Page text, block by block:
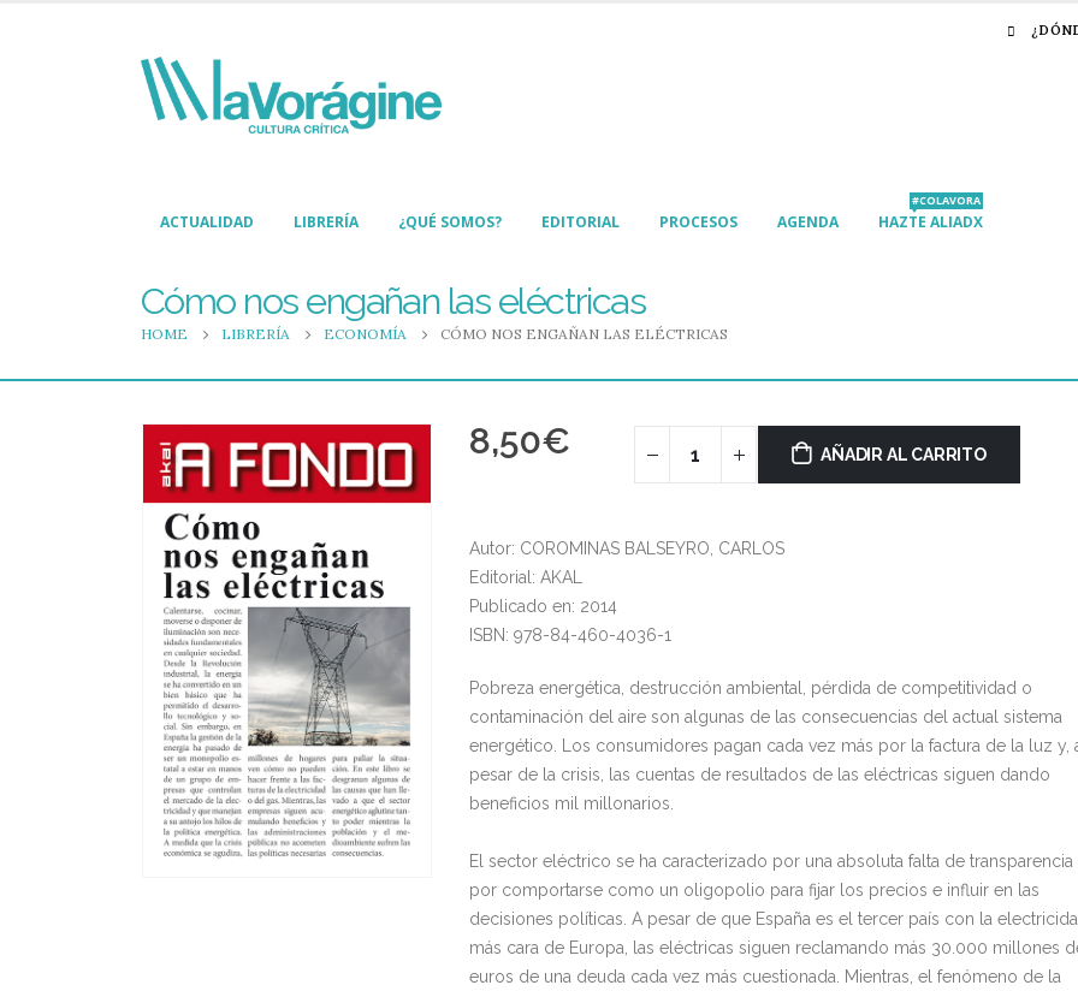
ACTUALIDAD LIBRERÍA ¿QUÉ SOMOS? EDITORIAL PROCESOS AGENDA HAZTE ALIADX
#COLAVORA
Cómo nos engañan las eléctricas
HOME LIBRERÍA ECONOMÍA CÓMO NOS ENGAÑAN LAS ELÉCTRICAS
8,50€ AÑADIR AL CARRITO
Autor: COROMINAS BALSEYRO, CARLOS
Editorial: AKAL
Publicado en: 2014
ISBN: 978-84-460-4036-1
Pobreza energética, destrucción ambiental, pérdida de competitividad o
contaminación del aire son algunas de las consecuencias del actual sistema
energético. Los consumidores pagan cada vez más por la factura de la luz y,
pesar de la crisis, las cuentas de resultados de las eléctricas siguen dando
beneficios mil millonarios.
El sector eléctrico se ha caracterizado por una absoluta falta de transparencia
por comportarse como un oligopolio para fijar los precios e influir en las
decisiones políticas. A pesar de que España es el tercer país con la
más cara de Europa, las eléctricas siguen reclamando más 30.000 millones
euros de una deuda cada vez más cuestionada. Mientras, el fenómeno de la